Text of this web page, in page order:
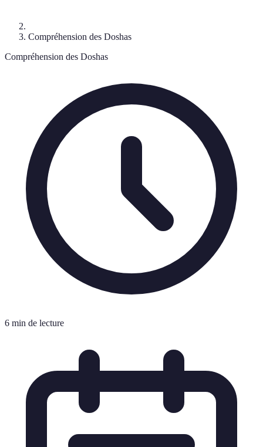
Compréhension des Doshas
Compréhension des Doshas
6 min de lecture